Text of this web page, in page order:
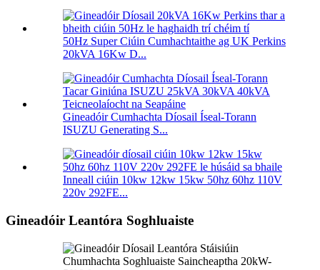
50Hz Super Ciúin Cumhachtaithe ag UK Perkins
20kVA 16Kw D...
Gineadóir Cumhachta Díosail Íseal-Torann
ISUZU Generating S...
Inneall ciúin 10kw 12kw 15kw 50hz 60hz 110V
220v 292FE...
Gineadóir Leantóra Soghluaiste